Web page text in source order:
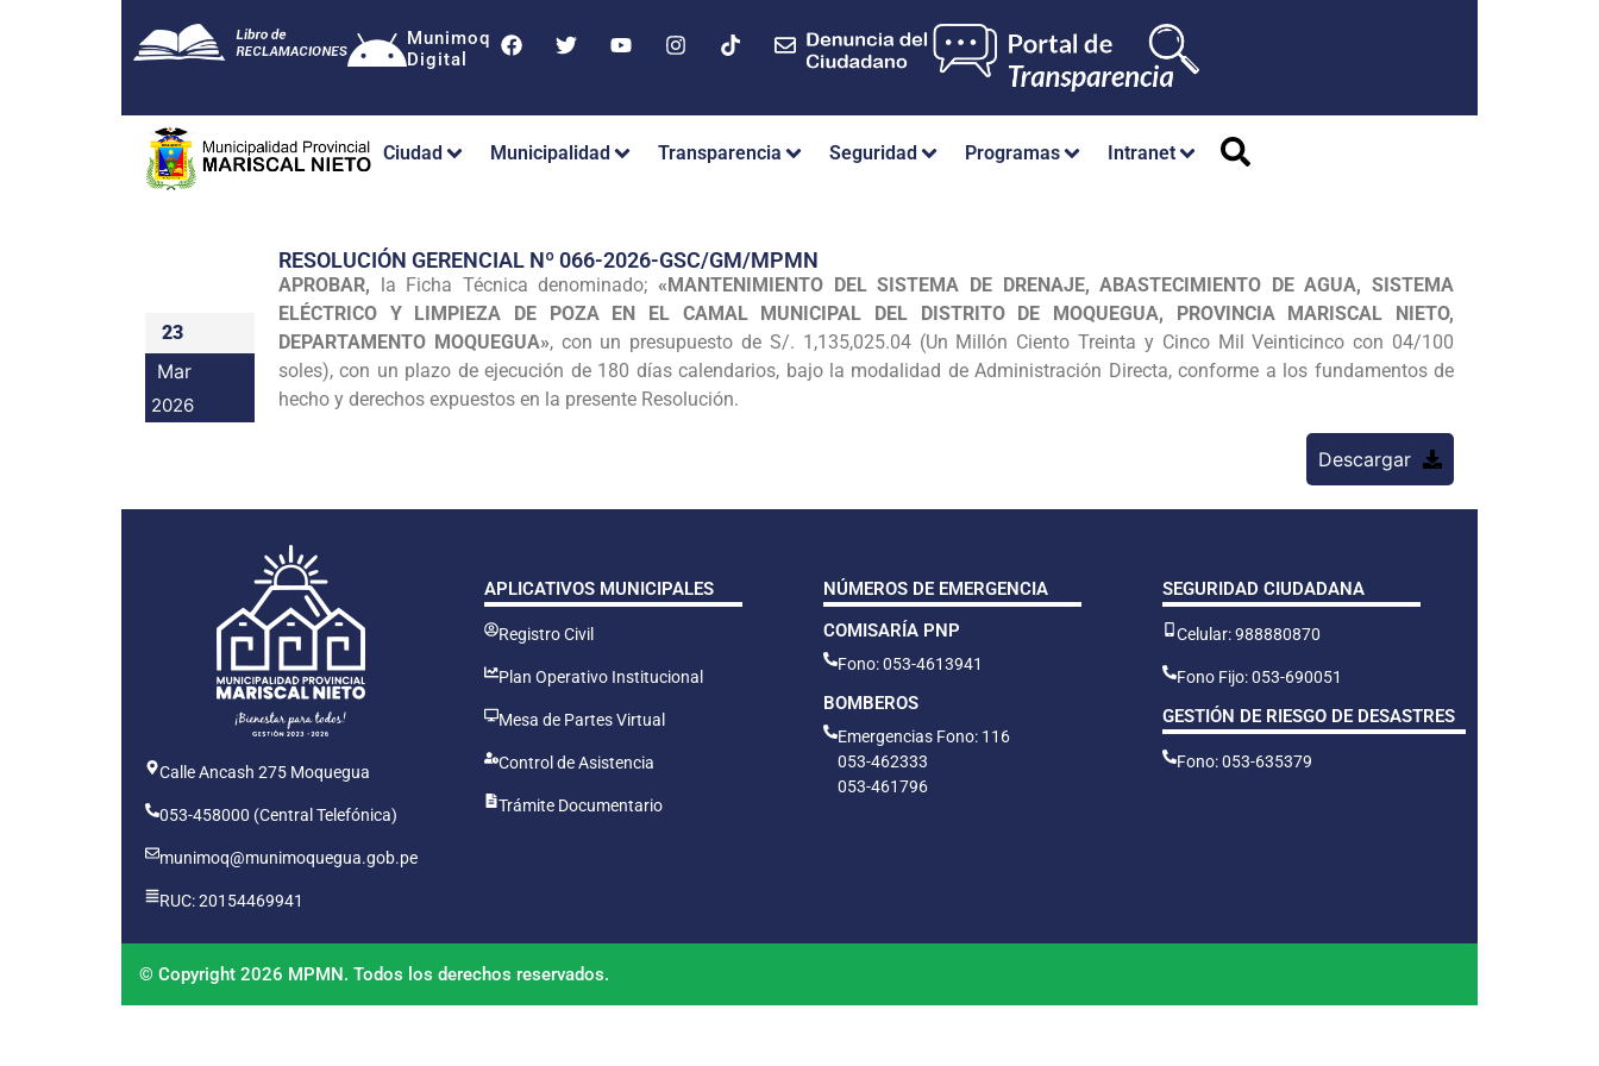
Munimoq
Digital
Ciudad Municipalidad Transparencia Seguridad Programas Intranet
23
Mar
2026
RESOLUCIÓN GERENCIAL Nº 066-2026-GSC/GM/MPMN
APROBAR, la Ficha Técnica denominado; «MANTENIMIENTO DEL SISTEMA DE DRENAJE, ABASTECIMIENTO DE AGUA, SISTEMA
ELÉCTRICO Y LIMPIEZA DE POZA EN EL CAMAL MUNICIPAL DEL DISTRITO DE MOQUEGUA, PROVINCIA MARISCAL NIETO,
DEPARTAMENTO MOQUEGUA», con un presupuesto de S/. 1,135,025.04 (Un Millón Ciento Treinta y Cinco Mil Veinticinco con 04/100
soles), con un plazo de ejecución de 180 días calendarios, bajo la modalidad de Administración Directa, conforme a los fundamentos de
hecho y derechos expuestos en la presente Resolución.
Descargar
Calle Ancash 275 Moquegua
053-458000 (Central Telefónica)
munimoq@munimoquegua.gob.pe
RUC: 20154469941
APLICATIVOS MUNICIPALES
Registro Civil
Plan Operativo Institucional
Mesa de Partes Virtual
Control de Asistencia
Trámite Documentario
NÚMEROS DE EMERGENCIA
COMISARÍA PNP
Fono: 053-4613941
BOMBEROS
Emergencias Fono: 116
053-462333
053-461796
SEGURIDAD CIUDADANA
Celular: 988880870
Fono Fijo: 053-690051
GESTIÓN DE RIESGO DE DESASTRES
Fono: 053-635379
© Copyright 2026 MPMN. Todos los derechos reservados.